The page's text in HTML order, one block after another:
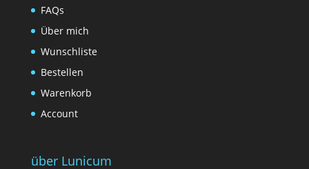
FAQs
Über mich
Wunschliste
Bestellen
Warenkorb
Account
über Lunicum